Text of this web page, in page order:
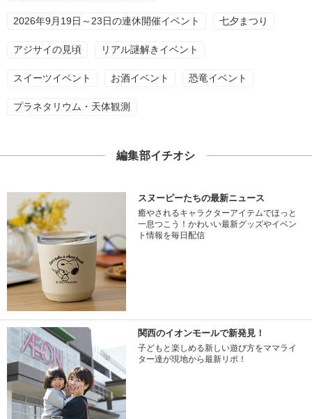
2026年9月19日～23日の連休開催イベント 七夕まつり
アジサイの見頃 リアル謎解きイベント
スイーツイベント お酒イベント 恐竜イベント
プラネタリウム・天体観測
編集部イチオシ
スヌーピーたちの最新ニュース
癒やされるキャラクターアイテムでほっと
一息つこう！かわいい最新グッズやイベン
ト情報を毎日配信
関西のイオンモールで新発見！
子どもと楽しめる新しい遊び方をママライ
ター達が現地から最新リポ！